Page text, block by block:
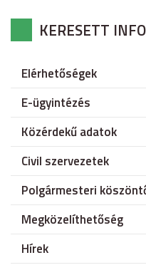
KERESETT
Elérhetőségek
E-ügyintézés
Közérdekű adatok
Civil szervezetek
Polgármesteri
Megközelíthetőség
Hírek